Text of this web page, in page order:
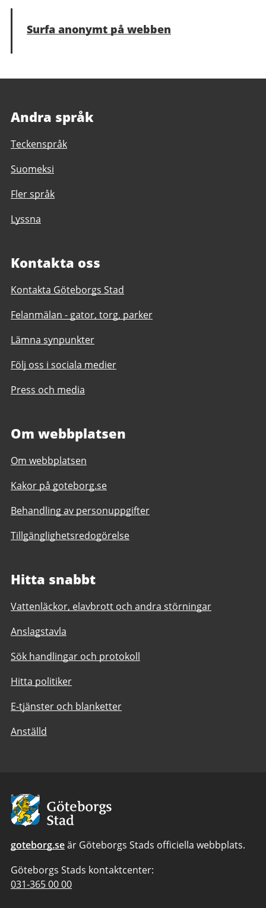
Surfa anonymt på webben
Andra språk
Teckenspråk
Suomeksi
Fler språk
Lyssna
Kontakta oss
Kontakta Göteborgs Stad
Felanmälan - gator, torg, parker
Lämna synpunkter
Följ oss i sociala medier
Press och media
Om webbplatsen
Om webbplatsen
Kakor på goteborg.se
Behandling av personuppgifter
Tillgänglighetsredogörelse
Hitta snabbt
Vattenläckor, elavbrott och andra störningar
Anslagstavla
Sök handlingar och protokoll
Hitta politiker
E-tjänster och blanketter
Anställd
Avsändare:
Göteborgs
Stad
goteborg.seär Göteborgs Stads officiella webbplats.
Göteborgs Stads kontaktcenter:
Telefonnummer
031-365 00 00